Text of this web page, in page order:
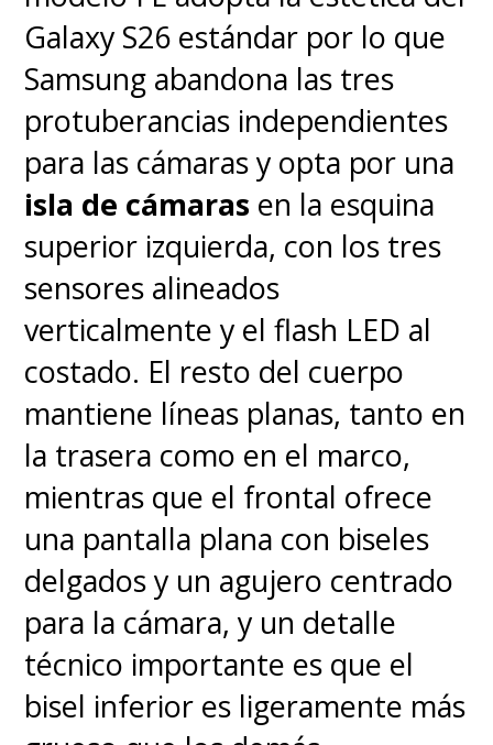
Galaxy S26 estándar por lo que
Samsung abandona las tres
protuberancias independientes
para las cámaras y opta por una
isla de cámaras en la esquina
superior izquierda, con los tres
sensores alineados
verticalmente y el flash LED al
costado. El resto del cuerpo
mantiene líneas planas, tanto en
la trasera como en el marco,
mientras que el frontal ofrece
una pantalla plana con biseles
delgados y un agujero centrado
para la cámara, y un detalle
técnico importante es que el
bisel inferior es ligeramente más